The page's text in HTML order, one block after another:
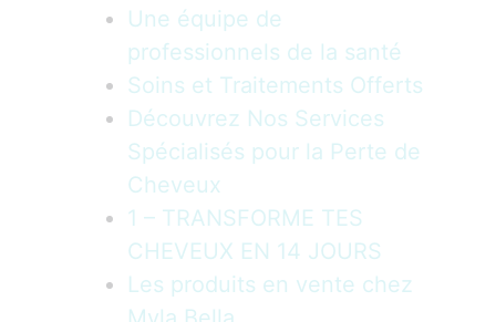
Une équipe de
professionnels de la santé
Soins et Traitements Offerts
Découvrez Nos Services
Spécialisés pour la Perte de
Cheveux
1 – TRANSFORME TES
CHEVEUX EN 14 JOURS
Les produits en vente chez